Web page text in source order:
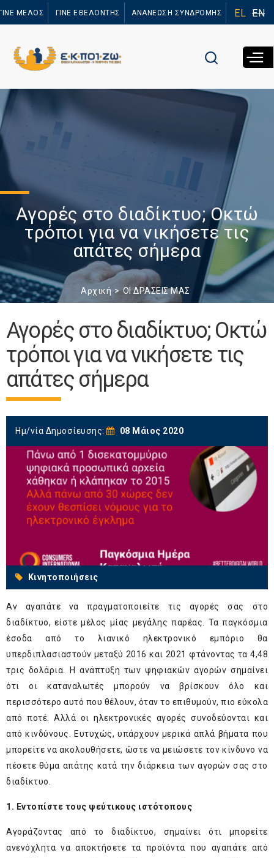
προς το
ΜΕΛΟΣ ΓΙΝΕ ΕΘΕΛΟΝΤΗΣ ΑΝΑΝΕΩΣΗ ΣΥΝΔΡΟΜΗΣ EL EN
Αγορές στο διαδίκτυο; Οκτώ
τρόποι για να νικήσετε τις
απάτες σήμερα
Αρχική ΟΙ ΔΡΑΣΕΙΣ ΜΑΣ
Αγορές στο διαδίκτυο; Οκτώ
τρόποι για να νικήσετε τις
απάτες σήμερα
Ημ/νία Δημοσίευσης: 08 Μάιος 2020
Κινητοποιήσεις
Αν αγαπάτε να πραγματοποιείτε τις αγορές σας στο
διαδίκτυο, είστε μέλος μίας μεγάλης παρέας. Τα παγκόσμια
έσοδα από το λιανικό ηλεκτρονικό εμπόριο θα
υπερδιπλασιαστούν μεταξύ 2016 και 2021 φτάνοντας τα 4,48
τρις δολάρια. Η ανάπτυξη των ψηφιακών αγορών σημαίνει
ότι οι καταναλωτές μπορούν να βρίσκουν όλο και
περισσότερο αυτό που θέλουν, όταν το επιθυμούν, πιο εύκολα
από ποτέ. Αλλά οι ηλεκτρονικές αγορές συνοδεύονται και
από κινδύνους. Ευτυχώς, υπάρχουν μερικά απλά βήματα που
μπορείτε να ακολουθήσετε, ώστε να μειώσετε τον κίνδυνο να
πέσετε θύμα απάτης κατά την διάρκεια των αγορών σας στο
διαδίκτυο.
1. Εντοπίστε τους ψεύτικους ιστότοπους
Αγοράζοντας από το διαδίκτυο, σημαίνει ότι μπορείτε
ανενόχλητα να αποκτήσετε τα προϊόντα που αγαπάτε από